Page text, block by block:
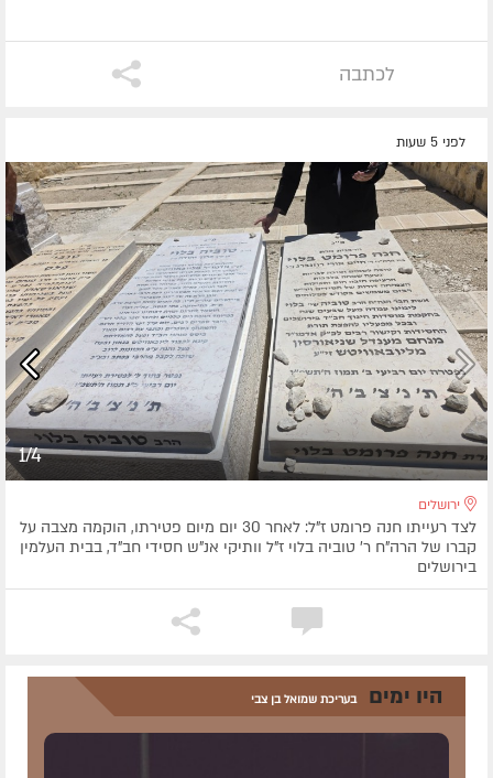
לכתבה
לפני 5 שעות
1/4
ירושלים
לצד רעייתו חנה פרומט ז"ל: לאחר 30 יום מיום פטירתו, הוקמה מצבה על
קברו של הרה"ח ר' טוביה בלוי ז"ל וותיקי אנ"ש חסידי חב"ד, בבית העלמין
בירושלים
היו ימים בעריכת שמואל בן צבי